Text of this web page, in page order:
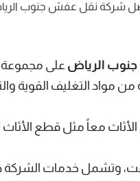
شركة نقل عفش جنوب الرياض
الرياض على مجموعة
مواد التغليف القوية
معاً مثل قطع الأثاث
وتشمل خدمات الشركة